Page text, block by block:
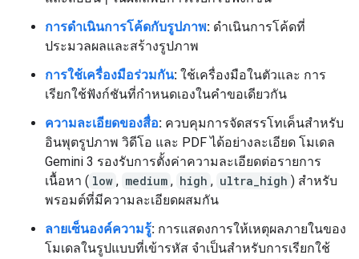
การดำเนินการโค้ดกับรูปภาพ: ดำเนินการโค้ดที่
ประมวลผลและสร้างรูปภาพ
การใช้เครื่องมือร่วมกัน: ใช้เครื่องมือในตัวและ การ
เรียกใช้ฟังก์ชันที่กำหนดเองในคำขอเดียวกัน
ความละเอียดของสื่อ: ควบคุมการจัดสรรโทเค็นสำหรับ
อินพุตรูปภาพ วิดีโอ และ PDF ได้อย่างละเอียด โมเดล
Gemini 3 รองรับการตั้งค่าความละเอียดต่อรายการ
เนื้อหา ( low , medium , high , ultra_high ) สำหรับ
พรอมต์ที่มีความละเอียดผสมกัน
ลายเซ็นองค์ความรู้: การแสดงการให้เหตุผลภายในของ
โมเดลในรูปแบบที่เข้ารหัส จำเป็นสำหรับการเรียกใช้